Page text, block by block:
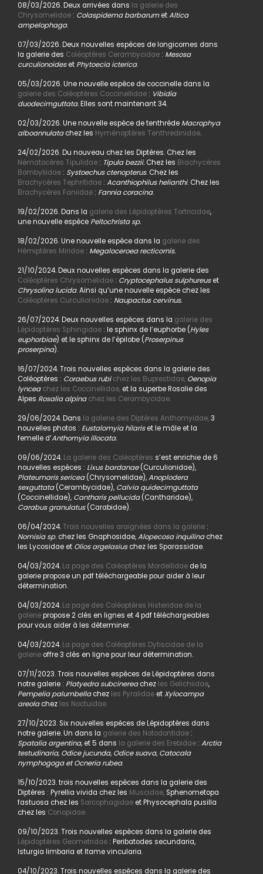
08/03/2026. Deux arrivées dans la galerie des
Chrysomelidae: Colaspidema barbarumetAltica
ampelophaga.
07/03/2026. Deux nouvelles espèces de longicornes dans
la galerie des Coléoptères Cerambycidae: Mesosa
curculionoideset Phytoecia icterica.
05/03/2026. Une nouvelle espèce de coccinelle dans la
galerie des Coléoptères Coccinellidae: Vibidia
duodecimguttata.Elles sont maintenant 34.
02/03/2026. Une nouvelle espèce de tenthrède Macrophya
alboannulatachez les Hyménoptères Tenthredinidae.
24/02/2026. Du nouveau chez les Diptères. Chez les
Nématocères Tipulidae: Tipula bezzii. Chez les Brachycères
Bombyliidae: Systoechus ctenopterus. Chez les
Brachycères Tephritidae: Acanthiophilus helianthi. Chez les
Brachycères Faniidae: Fannia coracina.
19/02/2026. Dans la galerie des Lépidoptères Tortricidae,
une nouvelle espèce Peltochrista sp.
18/02/2026. Une nouvelle espèce dans la galerie des
Hémiptères Miridae: Megaloceroea recticornis.
21/10/2024. Deux nouvelles espèces dans la galerie des
Coléoptères Chrysomelidae: Cryptocephalus sulphureuset
Chrysolina lucida. Ainsi qu’une nouvelle espèce chez les
Coléoptères Curculionidae : Naupactus cervinus.
26/07/2024. Deux nouvelles espèces dans la galerie des
Lépidoptères Sphingidae: le sphinx de l’euphorbe (Hyles
euphorbiae) et le sphinx de l’épilobe (Proserpinus
proserpina).
16/07/2024. Trois nouvelles espèces dans la galerie des
Coléoptères : Coraebus rubi chez les Buprestidae, Oenopia
lyncea chez les Coccinellidae,et la superbe Rosalie des
Alpes Rosalia alpina chez les Cerambycidae.
29/06/2024. Dans la galerie des Diptères Anthomyidae,3
nouvelles photos : Eustalomyia hilariset le mâle et la
femelle d’Anthomyia illocata.
09/06/2024.La galerie des Coléoptères s’est enrichie de 6
nouvelles espèces : Lixus bardanae(Curculionidae),
Plateumaris sericea(Chrysomelidae),Anoplodera
sexguttata(Cerambycidae), Calvia quidecimguttata
(Coccinellidae), Cantharis pellucida(Cantharidae),
Carabus granulatus(Carabidae).
06/04/2024.Trois nouvelles araignées dans la galerie:
Nomisia sp. chez les Gnaphosidae,Alopecosa inquilinachez
les Lycosidae et Olios argelasiuschez les Sparassidae.
04/03/2024. La page des Coléoptères Mordellidaede la
galerie propose un pdf téléchargeable pour aider à leur
détermination.
04/03/2024. La page des Coléoptères Histeridae de la
galeriepropose 2 clés en lignes et 4 pdf téléchargeables
pour vous aider à les déterminer.
04/03/2024. La page des Coléoptères Dytiscidae de la
galerieoffre 3 clés en ligne pour leur détermination.
07/11/2023. Trois nouvelles espèces de Lépidoptères dans
notre galerie : Platyedra subcinereachez les Gelichiidae,
Pempelia palumbellachez les PyralidaeetXylocampa
areolachez les Noctuidae.
27/10/2023. Six nouvelles espèces de Lépidoptères dans
notre galerie. Un dans la galerie des Notodontidae:
Spatalia argentina, et 5 dans la galerie des Erebidae: Arctia
testudinaria, Odice jucunda, Odice suava, Catocala
nymphogoga et Ocneria rubea.
15/10/2023. trois nouvelles espèces dans la galerie des
Diptères : Pyrellia vivida chez les Muscidae,Sphenometopa
fastuosa chez les Sarcophagidaeet Physocephala pusilla
chez les Conopidae.
09/10/2023. Trois nouvelles espèces dans la galerie des
Lépidoptères Geometridae: Peribatodes secundaria,
Isturgia limbaria et Itame vincularia.
04/10/2023. Trois nouvelles espèces dans la galerie des